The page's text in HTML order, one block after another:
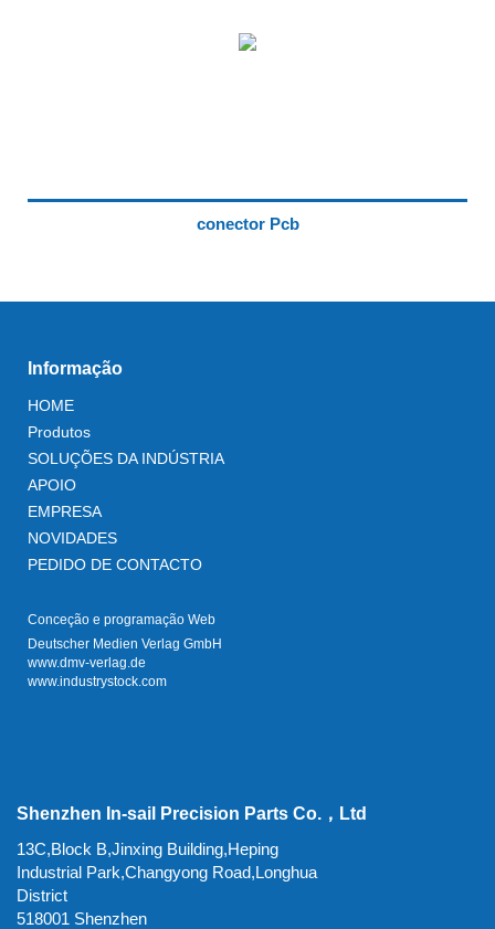
conector Pcb
Informação
HOME
Produtos
SOLUÇÕES DA INDÚSTRIA
APOIO
EMPRESA
NOVIDADES
PEDIDO DE CONTACTO
Conceção e programação Web
Deutscher Medien Verlag GmbH
www.dmv-verlag.de
www.industrystock.com
Shenzhen In-sail Precision Parts Co.，Ltd
13C,Block B,Jinxing Building,Heping
Industrial Park,Changyong Road,Longhua
District
518001 Shenzhen